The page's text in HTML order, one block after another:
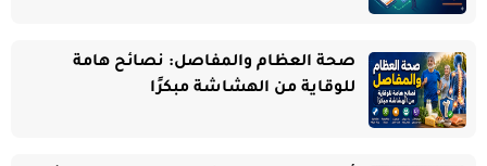
صحة العظام والمفاصل: نصائح هامة
للوقاية من الهشاشة مبكرًا